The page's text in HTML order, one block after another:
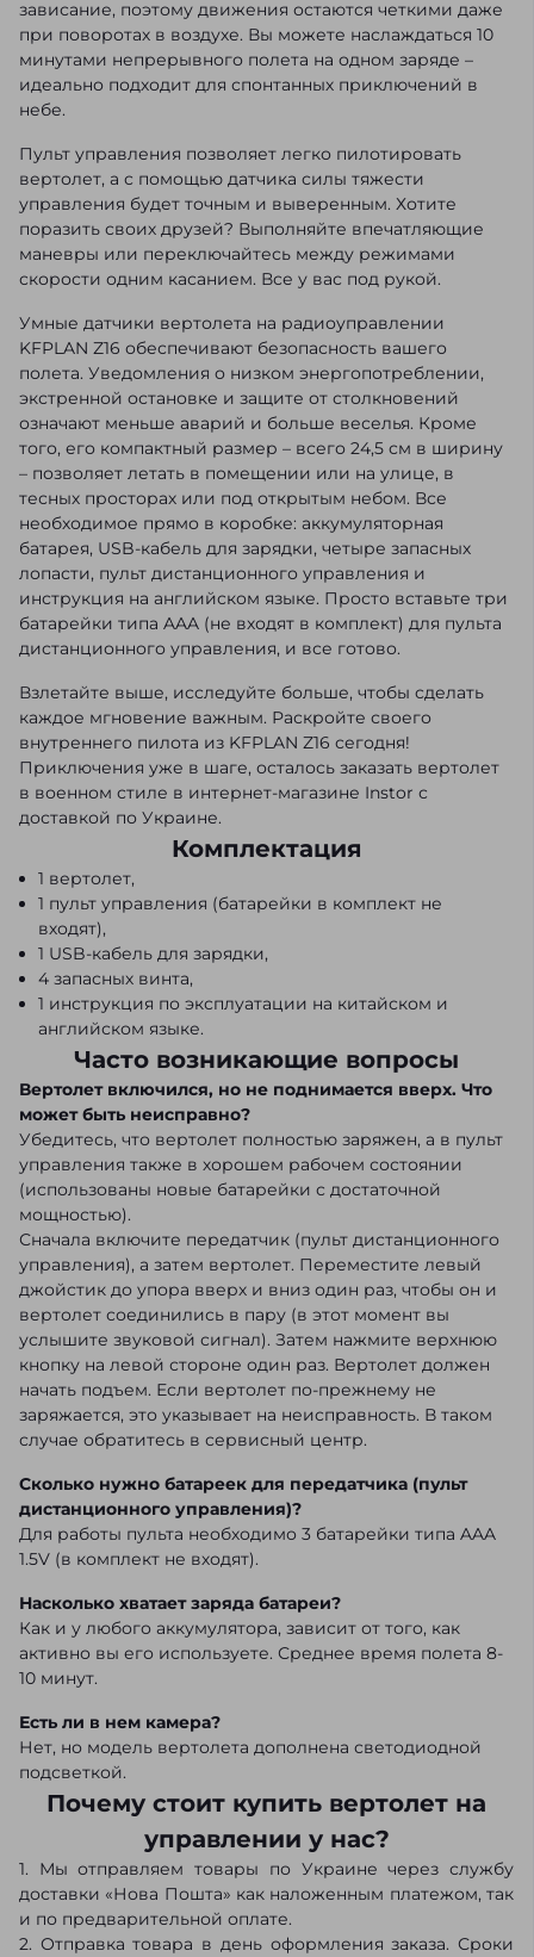
зависание, поэтому движения остаются четкими даже
при поворотах в воздухе. Вы можете наслаждаться 10
минутами непрерывного полета на одном заряде –
идеально подходит для спонтанных приключений в
небе.
Пульт управления позволяет легко пилотировать
вертолет, а с помощью датчика силы тяжести
управления будет точным и выверенным. Хотите
поразить своих друзей? Выполняйте впечатляющие
маневры или переключайтесь между режимами
скорости одним касанием. Все у вас под рукой.
Умные датчики вертолета на радиоуправлении
KFPLAN Z16 обеспечивают безопасность вашего
полета. Уведомления о низком энергопотреблении,
экстренной остановке и защите от столкновений
означают меньше аварий и больше веселья. Кроме
того, его компактный размер – всего 24,5 см в ширину
– позволяет летать в помещении или на улице, в
тесных просторах или под открытым небом. Все
необходимое прямо в коробке: аккумуляторная
батарея, USB-кабель для зарядки, четыре запасных
лопасти, пульт дистанционного управления и
инструкция на английском языке. Просто вставьте три
батарейки типа AAA (не входят в комплект) для пульта
дистанционного управления, и все готово.
Взлетайте выше, исследуйте больше, чтобы сделать
каждое мгновение важным. Раскройте своего
внутреннего пилота из KFPLAN Z16 сегодня!
Приключения уже в шаге, осталось заказать вертолет
в военном стиле в интернет-магазине Instor с
доставкой по Украине.
Комплектация
1 вертолет,
1 пульт управления (батарейки в комплект не
входят),
1 USB-кабель для зарядки,
4 запасных винта,
1 инструкция по эксплуатации на китайском и
английском языке.
Часто возникающие вопросы
Вертолет включился, но не поднимается вверх. Что
может быть неисправно?
Убедитесь, что вертолет полностью заряжен, а в пульт
управления также в хорошем рабочем состоянии
(использованы новые батарейки с достаточной
мощностью).
Сначала включите передатчик (пульт дистанционного
управления), а затем вертолет. Переместите левый
джойстик до упора вверх и вниз один раз, чтобы он и
вертолет соединились в пару (в этот момент вы
услышите звуковой сигнал). Затем нажмите верхнюю
кнопку на левой стороне один раз. Вертолет должен
начать подъем. Если вертолет по-прежнему не
заряжается, это указывает на неисправность. В таком
случае обратитесь в сервисный центр.
Сколько нужно батареек для передатчика (пульт
дистанционного управления)?
Для работы пульта необходимо 3 батарейки типа AAA
1.5V (в комплект не входят).
Насколько хватает заряда батареи?
Как и у любого аккумулятора, зависит от того, как
активно вы его используете. Среднее время полета 8-
10 минут.
Есть ли в нем камера?
Нет, но модель вертолета дополнена светодиодной
подсветкой.
Почему стоит купить вертолет на
управлении у нас?
1. Мы отправляем товары по Украине через службу
доставки «Нова Пошта» как наложенным платежом, так
и по предварительной оплате.
2. Отправка товара в день оформления заказа. Сроки